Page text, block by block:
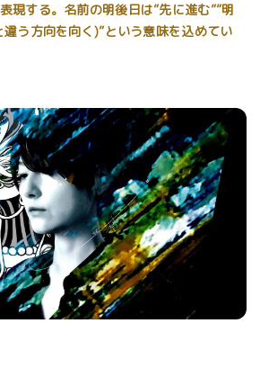
現する。名前の明後日は”先に進む””明
う方向を向く)”という意味を込めてい